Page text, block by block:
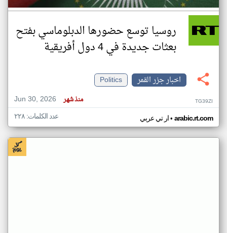
روسيا توسع حضورها الدبلوماسي بفتح
بعثات جديدة في 4 دول أفريقية
اخبار جزر القمر
Politics
Jun 30, 2026
منذ شهر TG39ZI
ار تي عربي• arabic.rt.com عدد الكلمات: ٢٢٨